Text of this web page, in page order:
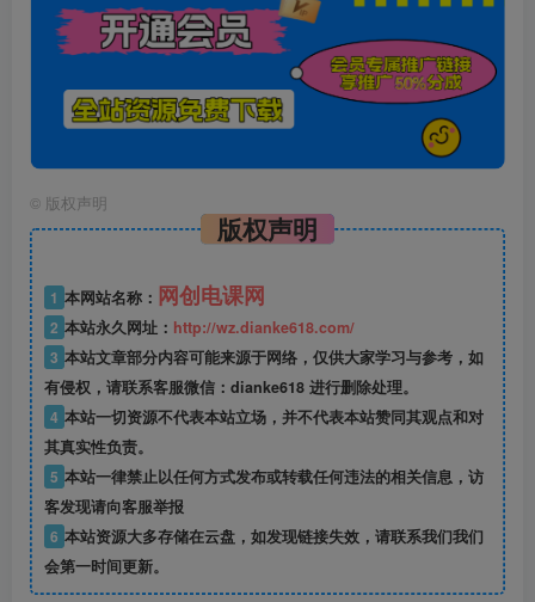
© 版权声明
版权声明
1 本网站名称： 网创电课网
2 本站永久网址： http://wz.dianke618.com/
3 本站文章部分内容可能来源于网络，仅供大家学习与参考，如
有侵权，请联系客服微信：dianke618 进行删除处理。
4 本站一切资源不代表本站立场，并不代表本站赞同其观点和对
其真实性负责。
5 本站一律禁止以任何方式发布或转载任何违法的相关信息，访
客发现请向客服举报
6 本站资源大多存储在云盘，如发现链接失效，请联系我们我们
会第一时间更新。